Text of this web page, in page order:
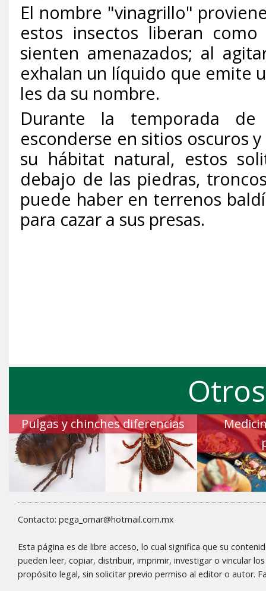
El nombre "vinagrillo"
estos insectos liberan
sienten amenazados; al
exhalan un líquido que emite
les da su nombre.
Durante la temporada de
esconderse en sitios oscuros
su hábitat natural, estos
debajo de las piedras,
puede haber en terrenos
para cazar a sus presas.
Pulgas y chinches diferencias
Contacto: pega_omar@hotmail.com.mx
Esta página es de libre acceso, lo cual significa que su
pueden leer, copiar, distribuir, imprimir, investigar o vincular
propósito legal, sin solicitar previo permiso al editor o autor.